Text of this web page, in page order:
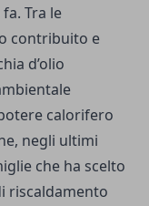
Tra le
contribuito e
d’olio
calorifero
negli ultimi
che ha scelto
riscaldamento